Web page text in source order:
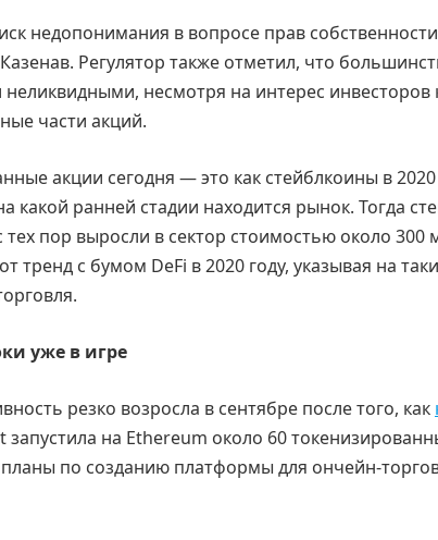
недопонимания в вопросе прав
Регулятор также отметил, что
несмотря на интерес инвесторов
части акций.
акции сегодня — это как стейблкоины в
какой ранней стадии находится рынок. Тогда
пор выросли в сектор стоимостью около
тренд с бумом DeFi в 2020 году, указывая на
уже в игре
резко возросла в сентябре после того, как
запустила на Ethereum около 60
по созданию платформы для ончейн-